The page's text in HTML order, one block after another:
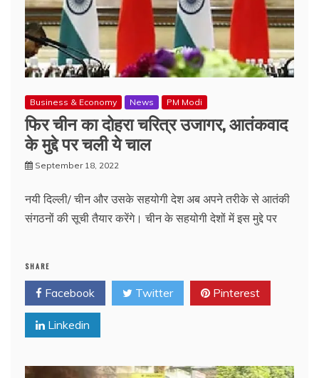
Business & Economy News PM Modi
फिर चीन का दोहरा चरित्र उजागर, आतंकवाद
के मुद्दे पर चली ये चाल
September 18, 2022
नयी दिल्ली/ चीन और उसके सहयोगी देश अब अपने तरीके से आतंकी
संगठनों की सूची तैयार करेंगे। चीन के सहयोगी देशों में इस मुद्दे पर
SHARE
Facebook Twitter Pinterest
Linkedin